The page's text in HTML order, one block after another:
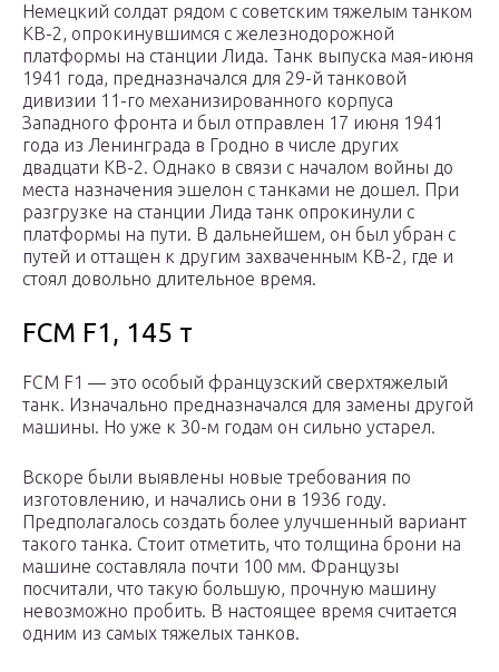
Немецкий солдат рядом с советским тяжелым танком
КВ-2, опрокинувшимся с железнодорожной
платформы на станции Лида. Танк выпуска мая-июня
1941 года, предназначался для 29-й танковой
дивизии 11-го механизированного корпуса
Западного фронта и был отправлен 17 июня 1941
года из Ленинграда в Гродно в числе других
двадцати КВ-2. Однако в связи с началом войны до
места назначения эшелон с танками не дошел. При
разгрузке на станции Лида танк опрокинули с
платформы на пути. В дальнейшем, он был убран с
путей и оттащен к другим захваченным КВ-2, где и
стоял довольно длительное время.
FCM F1, 145 т
FCM F1 — это особый французский сверхтяжелый
танк. Изначально предназначался для замены другой
машины. Но уже к 30-м годам он сильно устарел.
Вскоре были выявлены новые требования по
изготовлению, и начались они в 1936 году.
Предполагалось создать более улучшенный вариант
такого танка. Стоит отметить, что толщина брони на
машине составляла почти 100 мм. Французы
посчитали, что такую большую, прочную машину
невозможно пробить. В настоящее время считается
одним из самых тяжелых танков.